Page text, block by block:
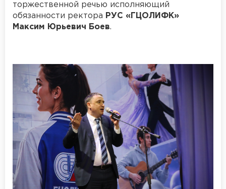
торжественной речью исполняющий
обязанности ректора РУС «ГЦОЛИФК»
Максим Юрьевич Боев.